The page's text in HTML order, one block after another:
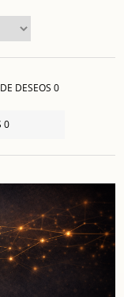
DESEOS 0
0